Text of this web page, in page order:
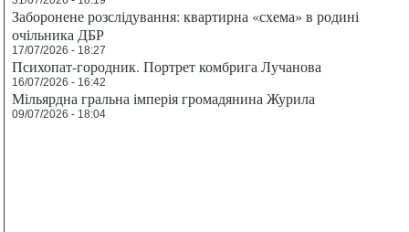
Заборонене розслідування: квартирна «схема» в родині
очільника ДБР
17/07/2026 - 18:27
Психопат-городник. Портрет комбрига Лучанова
16/07/2026 - 16:42
Мільярдна гральна імперія громадянина Журила
09/07/2026 - 18:04